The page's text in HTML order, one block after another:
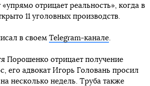
отрицает реальность», когда в
11 уголовных производств.
в своем Telegram-канале.
Порошенко отрицает получение
его адвокат Игорь Головань просил
несколько недель. Труба также